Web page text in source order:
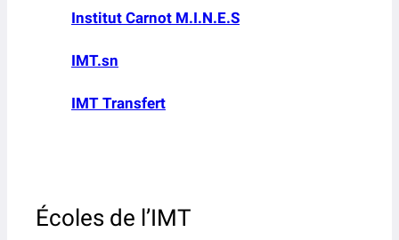
Institut Carnot M.I.N.E.S
IMT.sn
IMT Transfert
Écoles de l’IMT